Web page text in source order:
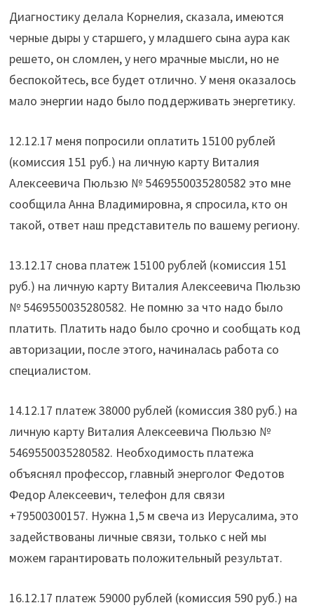
Диагностику делала Корнелия, сказала, имеются
черные дыры у старшего, у младшего сына аура как
решето, он сломлен, у него мрачные мысли, но не
беспокойтесь, все будет отлично. У меня оказалось
мало энергии надо было поддерживать энергетику.
12.12.17 меня попросили оплатить 15100 рублей
(комиссия 151 руб.) на личную карту Виталия
Алексеевича Пюльзю № 5469550035280582 это мне
сообщила Анна Владимировна, я спросила, кто он
такой, ответ наш представитель по вашему региону.
13.12.17 снова платеж 15100 рублей (комиссия 151
руб.) на личную карту Виталия Алексеевича Пюльзю
№ 5469550035280582. Не помню за что надо было
платить. Платить надо было срочно и сообщать код
авторизации, после этого, начиналась работа со
специалистом.
14.12.17 платеж 38000 рублей (комиссия 380 руб.) на
личную карту Виталия Алексеевича Пюльзю №
5469550035280582. Необходимость платежа
объяснял профессор, главный энерголог Федотов
Федор Алексеевич, телефон для связи
+79500300157. Нужна 1,5 м свеча из Иерусалима, это
задействованы личные связи, только с ней мы
можем гарантировать положительный результат.
16.12.17 платеж 59000 рублей (комиссия 590 руб.) на